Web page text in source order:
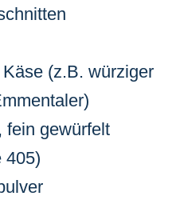
(z.B. würziger
fein gewürfelt
405)